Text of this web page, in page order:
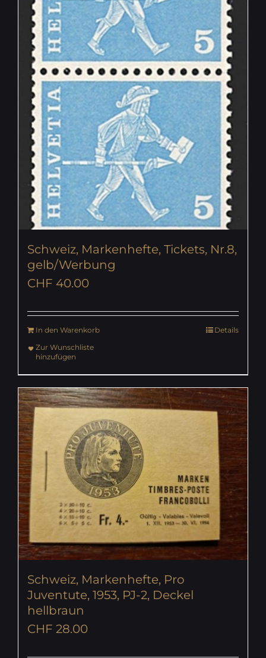
Schweiz, Markenhefte, Tickets, Nr.8,
gelb/Werbung
CHF 40.00
In den Warenkorb
Details
Zur Wunschliste
hinzufügen
Schweiz, Markenhefte, Pro
Juventute, 1953, PJ-2, Deckel
hellbraun
CHF 28.00